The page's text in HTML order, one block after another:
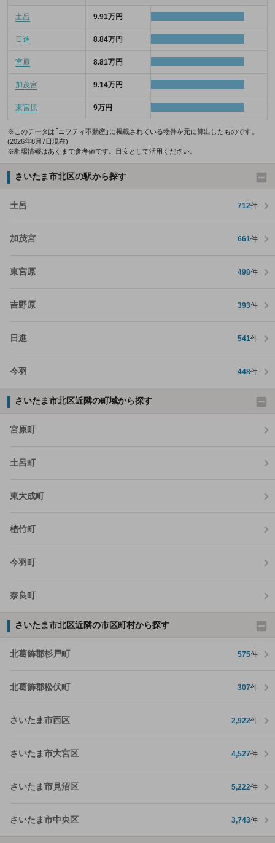
土呂 9.91万円
日進 8.84万円
宮原 8.81万円
加茂宮 9.14万円
東宮原 9万円
※このデータは「ニフティ不動産」に掲載されている物件を元に算出したものです。
(2026年8月7日現在)
※相場情報はあくまで参考値です。目安として活用ください。
さいたま市北区の駅から探す
土呂 712件
加茂宮 661件
東宮原 498件
吉野原 393件
日進 541件
今羽 448件
さいたま市北区近隣の町域から探す
宮原町
土呂町
東大成町
植竹町
今羽町
奈良町
さいたま市北区近隣の市区町村から探す
北葛飾郡杉戸町 575件
北葛飾郡松伏町 307件
さいたま市西区 2,922件
さいたま市大宮区 4,527件
さいたま市見沼区 5,222件
さいたま市中央区 3,743件